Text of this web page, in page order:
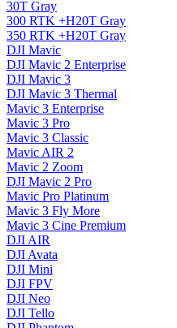
30T Gray
300 RTK +H20T Gray
350 RTK +H20T Gray
DJI Mavic
DJI Mavic 2 Enterprise
DJI Mavic 3
DJI Mavic 3 Thermal
Mavic 3 Enterprise
Mavic 3 Pro
Mavic 3 Сlassic
Mavic AIR 2
Mavic 2 Zoom
DJI Mavic 2 Pro
Mavic Pro Platinum
Mavic 3 Fly More
Mavic 3 Cine Premium
DJI AIR
DJI Avata
DJI Mini
DJI FPV
DJI Neo
DJI Tello